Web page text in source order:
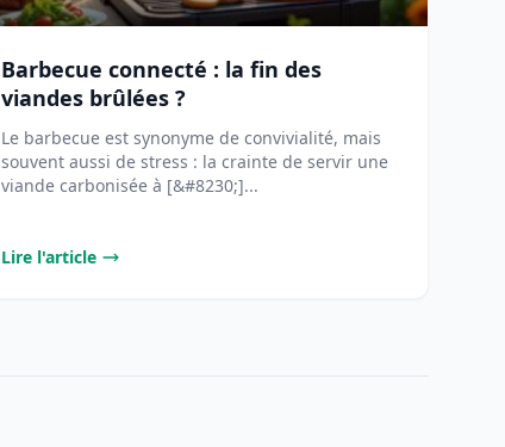
Barbecue connecté : la fin des
viandes brûlées ?
Le barbecue est synonyme de convivialité, mais
souvent aussi de stress : la crainte de servir une
viande carbonisée à [&#8230;]...
Lire l'article